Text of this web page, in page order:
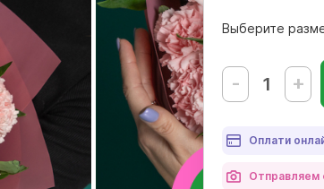
Выберите
- +
Оплати
Отправляем